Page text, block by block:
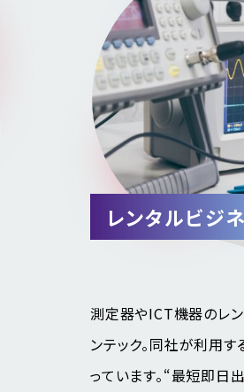
レンタルビジ
測定器やICT機器のレン
ンテック。同社が利用
っています。“最短即日